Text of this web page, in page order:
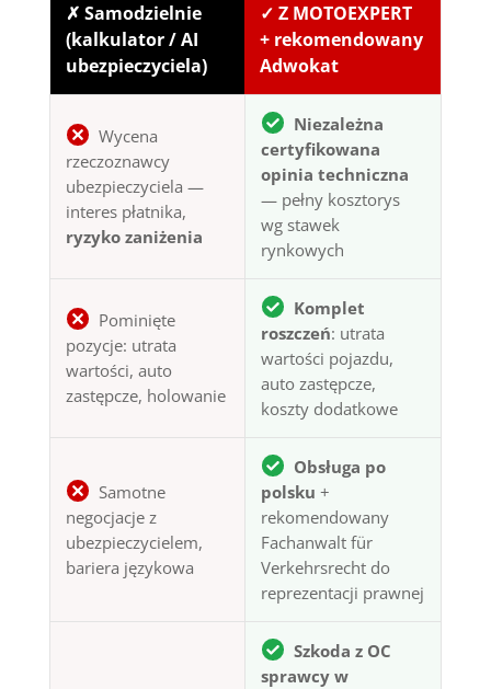
✗ Samodzielnie
(kalkulator / AI
ubezpieczyciela)
✓ Z MOTOEXPERT
+ rekomendowany
Adwokat
Wycena
rzeczoznawcy
ubezpieczyciela —
interes płatnika,
ryzyko zaniżenia
Niezależna
certyfikowana
opinia techniczna
— pełny kosztorys
wg stawek
rynkowych
Pominięte
pozycje: utrata
wartości, auto
zastępcze, holowanie
Komplet
roszczeń: utrata
wartości pojazdu,
auto zastępcze,
koszty dodatkowe
Samotne
negocjacje z
ubezpieczycielem,
bariera językowa
Obsługa po
polsku +
rekomendowany
Fachanwalt für
Verkehrsrecht do
reprezentacji prawnej
Szkoda z OC
sprawcy w